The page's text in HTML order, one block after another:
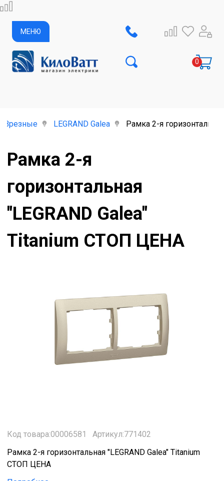
МЕНЮ
Врезные LEGRAND Galea Рамка 2-я
Рамка 2-я
горизонтальная
"LEGRAND Galea"
Titanium СТОП ЦЕНА
Код товара:00006581
Артикул:771402
Рамка 2-я горизонтальная "LEGRAND Galea" Titanium
СТОП ЦЕНА